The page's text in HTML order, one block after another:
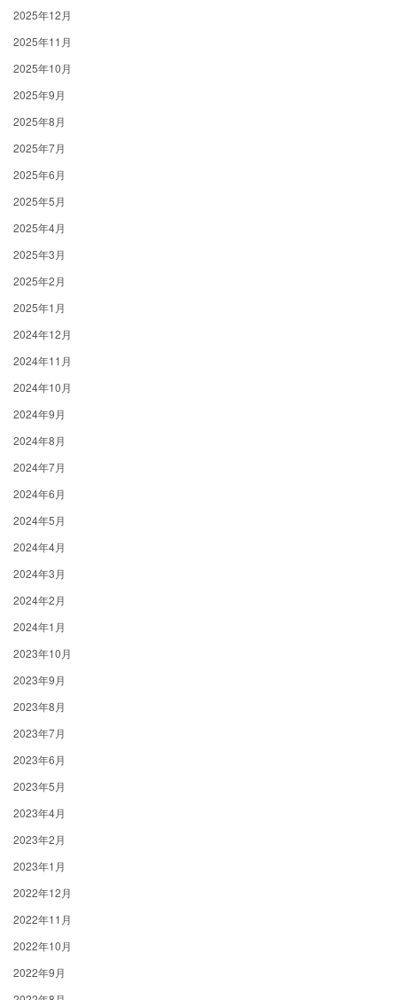
2025年12月
2025年11月
2025年10月
2025年9月
2025年8月
2025年7月
2025年6月
2025年5月
2025年4月
2025年3月
2025年2月
2025年1月
2024年12月
2024年11月
2024年10月
2024年9月
2024年8月
2024年7月
2024年6月
2024年5月
2024年4月
2024年3月
2024年2月
2024年1月
2023年10月
2023年9月
2023年8月
2023年7月
2023年6月
2023年5月
2023年4月
2023年2月
2023年1月
2022年12月
2022年11月
2022年10月
2022年9月